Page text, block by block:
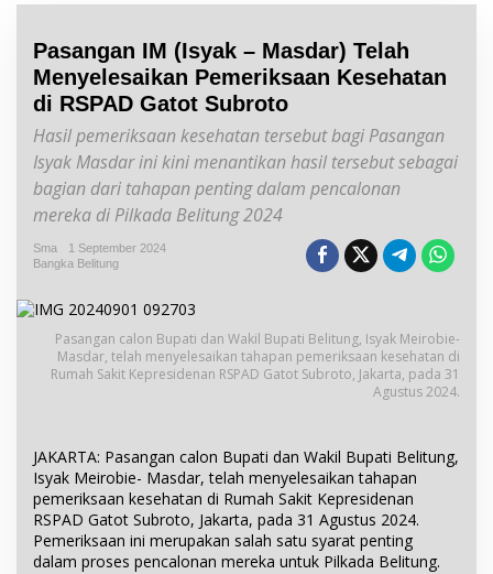
Pasangan IM (Isyak – Masdar) Telah
Menyelesaikan Pemeriksaan Kesehatan
di RSPAD Gatot Subroto
Hasil pemeriksaan kesehatan tersebut bagi Pasangan
Isyak Masdar ini kini menantikan hasil tersebut sebagai
bagian dari tahapan penting dalam pencalonan
mereka di Pilkada Belitung 2024
Sma
1 September 2024
Bangka Belitung
Pasangan calon Bupati dan Wakil Bupati Belitung, Isyak Meirobie-
Masdar, telah menyelesaikan tahapan pemeriksaan kesehatan di
Rumah Sakit Kepresidenan RSPAD Gatot Subroto, Jakarta, pada 31
Agustus 2024.
JAKARTA: Pasangan calon Bupati dan Wakil Bupati Belitung,
Isyak Meirobie- Masdar, telah menyelesaikan tahapan
pemeriksaan kesehatan di Rumah Sakit Kepresidenan
RSPAD Gatot Subroto, Jakarta, pada 31 Agustus 2024.
Pemeriksaan ini merupakan salah satu syarat penting
dalam proses pencalonan mereka untuk Pilkada Belitung.